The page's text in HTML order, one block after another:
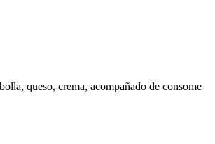
queso, crema, acompañado de consome